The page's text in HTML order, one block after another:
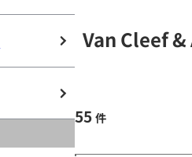
Van Cleef &
55 件